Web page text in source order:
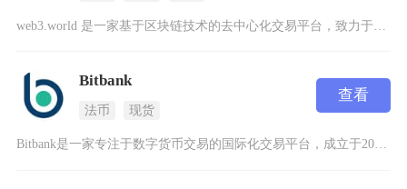
Bitbank
法币 现货
查看
Bitbank是一家专注于数字货币交易的国际化交易平台，成立于2014年，总部位于日本，受